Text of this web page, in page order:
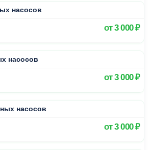
насосов
от3 000 ₽
насосов
от3 000 ₽
насосов
от3 000 ₽